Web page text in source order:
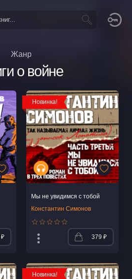
Жанр
о войне
₽
Новинка!
Мы не увидимся с тобой
Константин Симонов
379 ₽
Новинка!